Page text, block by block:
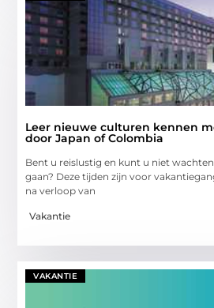
Leer nieuwe culturen kennen
door Japan of Colombia
Bent u reislustig en kunt u niet
gaan? Deze tijden zijn voor
na verloop van
Vakantie
VAKANTIE